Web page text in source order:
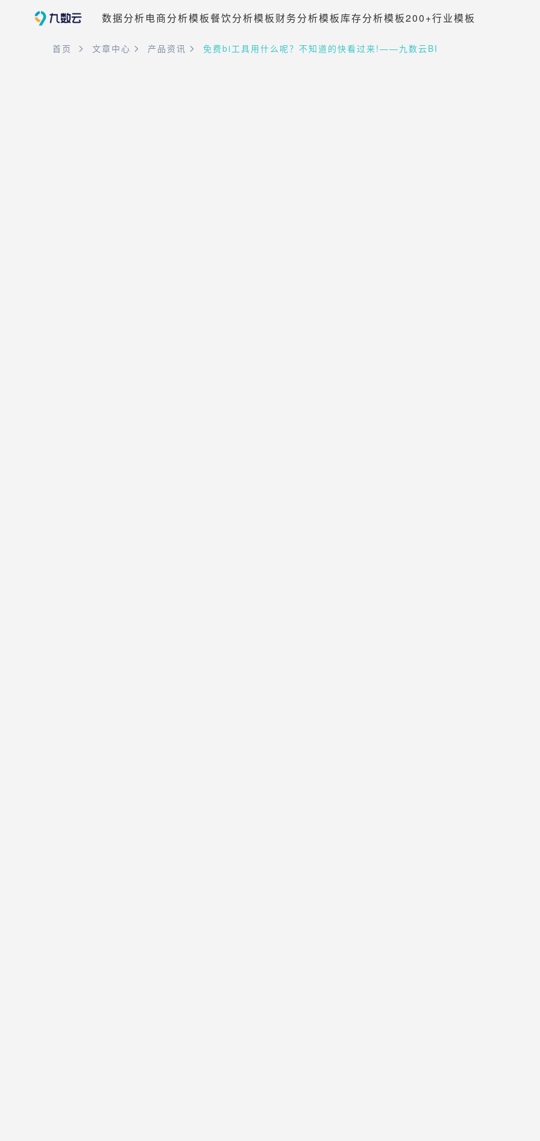
数据分析电商分析模板餐饮分析模板财务分析模板库存分析模板200+行业模板
首页 文章中心 产品资讯 免费bi工具用什么呢？不知道的快看过来!——九数云BI